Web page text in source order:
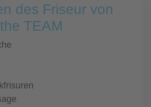
des Friseur von
TEAM